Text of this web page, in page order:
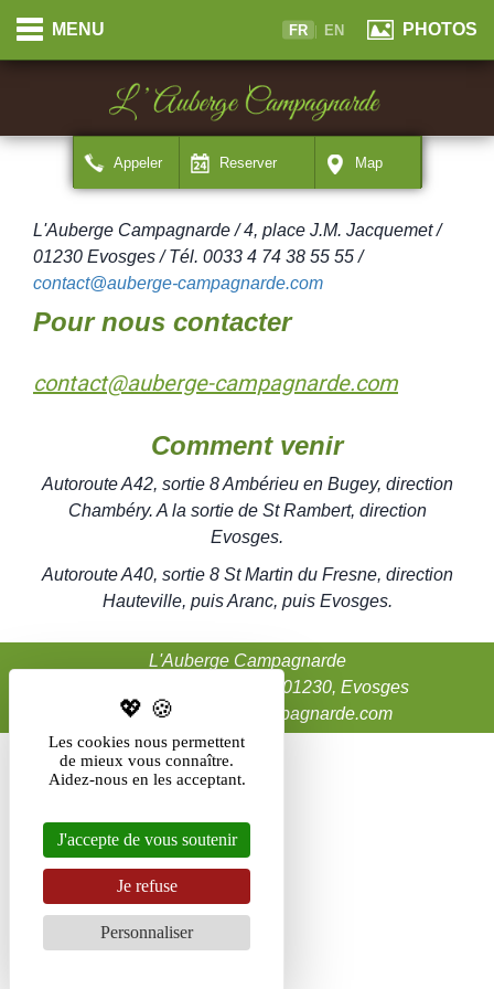
MENU FR | EN PHOTOS
Appeler Reserver Map
L'Auberge Campagnarde / 4, place J.M. Jacquemet /
01230 Evosges /Tél. 0033 4 74 38 55 55 /
contact@auberge-campagnarde.com
Pour nous contacter
contact@auberge-campagnarde.com
Comment venir
Autoroute A42, sortie 8 Ambérieu en Bugey, direction
Chambéry. A la sortie de St Rambert, direction
Evosges.
Autoroute A40, sortie 8 St Martin du Fresne, direction
Hauteville, puis Aranc, puis Evosges.
L'Auberge Campagnarde
4, place J.M. Jacquemet, 01230, Evosges
contact@auberge-campagnarde.com
Les cookies nous permettent
de mieux vous connaître.
Aidez-nous en les acceptant.
J'accepte de vous soutenir
Je refuse
Personnaliser